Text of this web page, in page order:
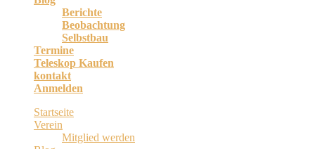
Berichte
Beobachtung
Selbstbau
Termine
Teleskop Kaufen
kontakt
Anmelden
Startseite
Verein
Mitglied werden